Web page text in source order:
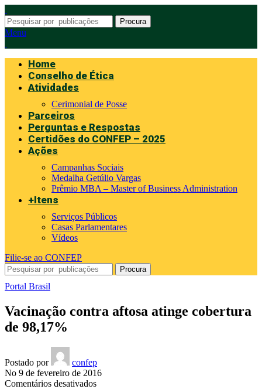
Procura
Menu
Home
Conselho de Ética
Atividades
Cerimonial de Posse
Parceiros
Perguntas e Respostas
Certidões do CONFEP – 2025
Ações
Campanhas Sociais
Medalha Getúlio Vargas
Prêmio MBA – Master of Business Administration
+Itens
Serviços Públicos
Casas Parlamentares
Vídeos
Filie-se ao CONFEP
Procura
Portal Brasil
Vacinação contra aftosa atinge cobertura
de 98,17%
Postado por
confep
No 9 de fevereiro de 2016
Comentários desativadosem